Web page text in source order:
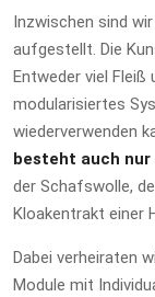
Inzwischen sind
aufgestellt. Die
Entweder viel Fleiß
modularisiertes
wiederverwenden
besteht auch nur
der Schafswolle,
Kloakentrakt einer
Dabei verheiraten
Module mit